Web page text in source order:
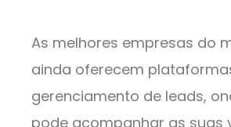
As melhores empresas do
ainda oferecem
gerenciamento de leads,
pode acompanhar as suas